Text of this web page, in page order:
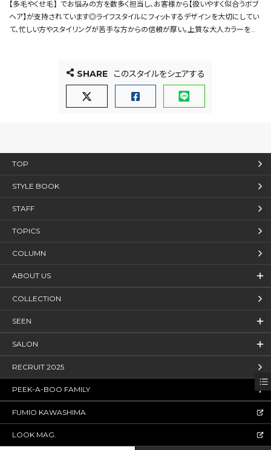
【多毛やくせ毛】でお悩みの方を数多く担当し、お客様から【扱いやすく似合うボブ
ヘア】が支持されています◎ライフスタイルにフィットするデザインを大切にしてい
て、忙しい方やスタイリングが苦手な方からの信頼が厚い。上質な大人カラーを似
SHARE このスタイルをシェアする
TOP
STYLE BOOK
STAFF
TOPICS
COLUMN
ABOUT US
COLLECTION
SEEN
SALON
RECRUIT 2025
PEEK-A-BOO FAMILY
FUMIO KAWASHIMA
LOOK MAG.